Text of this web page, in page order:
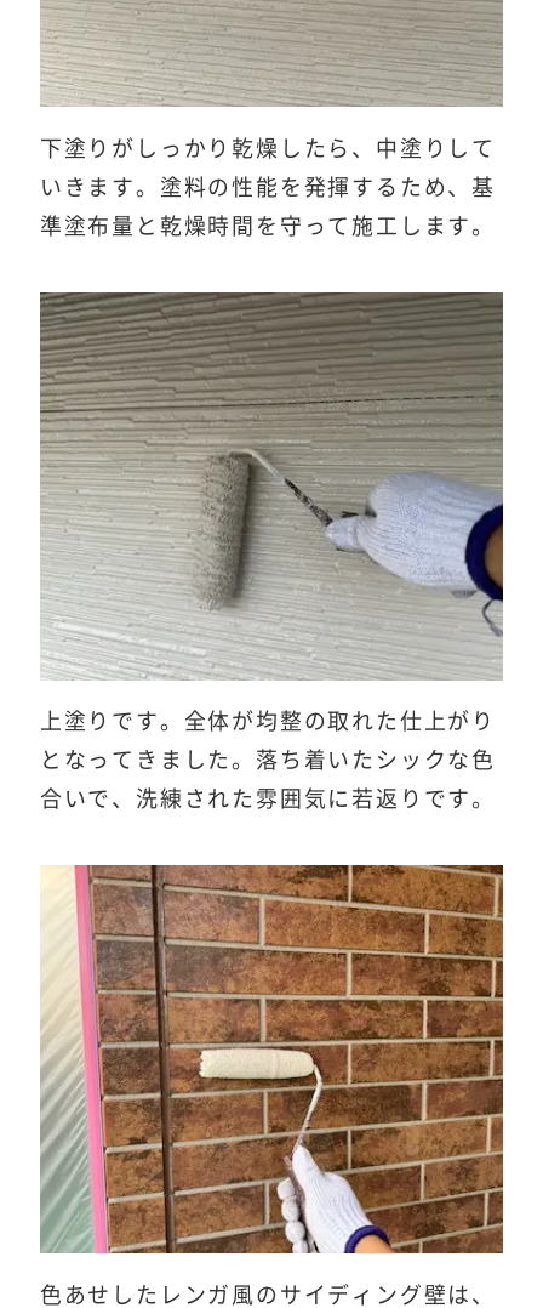
下塗りがしっかり乾燥したら、中塗りして
いきます。塗料の性能を発揮するため、基
準塗布量と乾燥時間を守って施工します。
上塗りです。全体が均整の取れた仕上がり
となってきました。落ち着いたシックな色
合いで、洗練された雰囲気に若返りです。
色あせしたレンガ風のサイディング壁は、